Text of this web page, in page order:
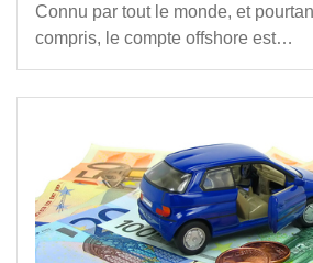
Connu par tout le monde, et
compris, le compte offshore est…